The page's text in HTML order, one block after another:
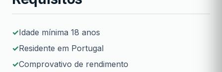
Idade mínima 18 anos
Residente em Portugal
Comprovativo de rendimento